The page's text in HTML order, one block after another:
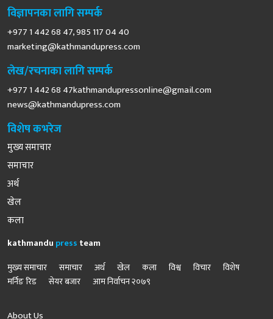
विज्ञापनका लागि सम्पर्क
+977 1 442 68 47, 985 117 04 40
marketing@kathmandupress.com
लेख/रचनाका लागि सम्पर्क
+977 1 442 68 47kathmandupressonline@gmail.com
news@kathmandupress.com
विशेष कभरेज
मुख्य समाचार
समाचार
अर्थ
खेल
कला
kathmandu press team
मुख्य समाचार
समाचार अर्थ खेल कला विश्व विचार
विशेष
मर्निङ रिड
सेयर बजार आम निर्वाचन २०७९
About Us